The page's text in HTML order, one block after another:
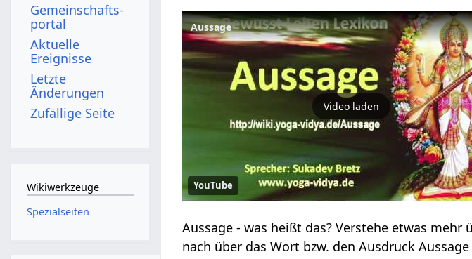
Aussage
Video laden
YouTube
Gemeinschafts­
portal
Aktuelle
Ereignisse
Letzte
Änderungen
Zufällige Seite
Wikiwerkzeuge
Spezialseiten